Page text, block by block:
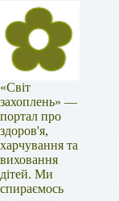
«Світ
захоплень» —
портал про
здоров'я,
харчування та
виховання
дітей. Ми
спираємось